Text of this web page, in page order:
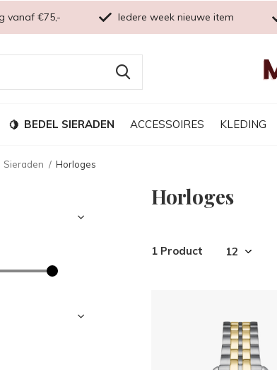
BEDEL SIERADEN ACCESSOIRES KLEDING
vanaf €75,- Iedere week nieuwe item
Sieraden Horloges
Horloges
1 Product